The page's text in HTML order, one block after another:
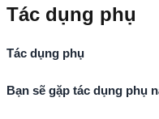
Tác dụng phụ
Tác dụng phụ
Bạn sẽ gặp tác dụng phụ